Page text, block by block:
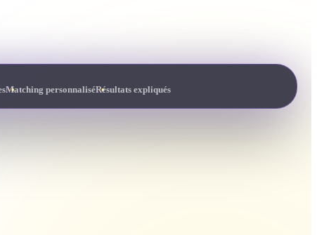
Matching personnaliséRésultats expliqués